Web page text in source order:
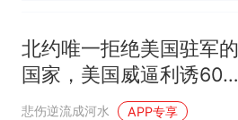
北约唯一拒绝美国驻军的
国家，美国威逼利诱60
年，对它束手无策
悲伤逆流成河水 APP专享